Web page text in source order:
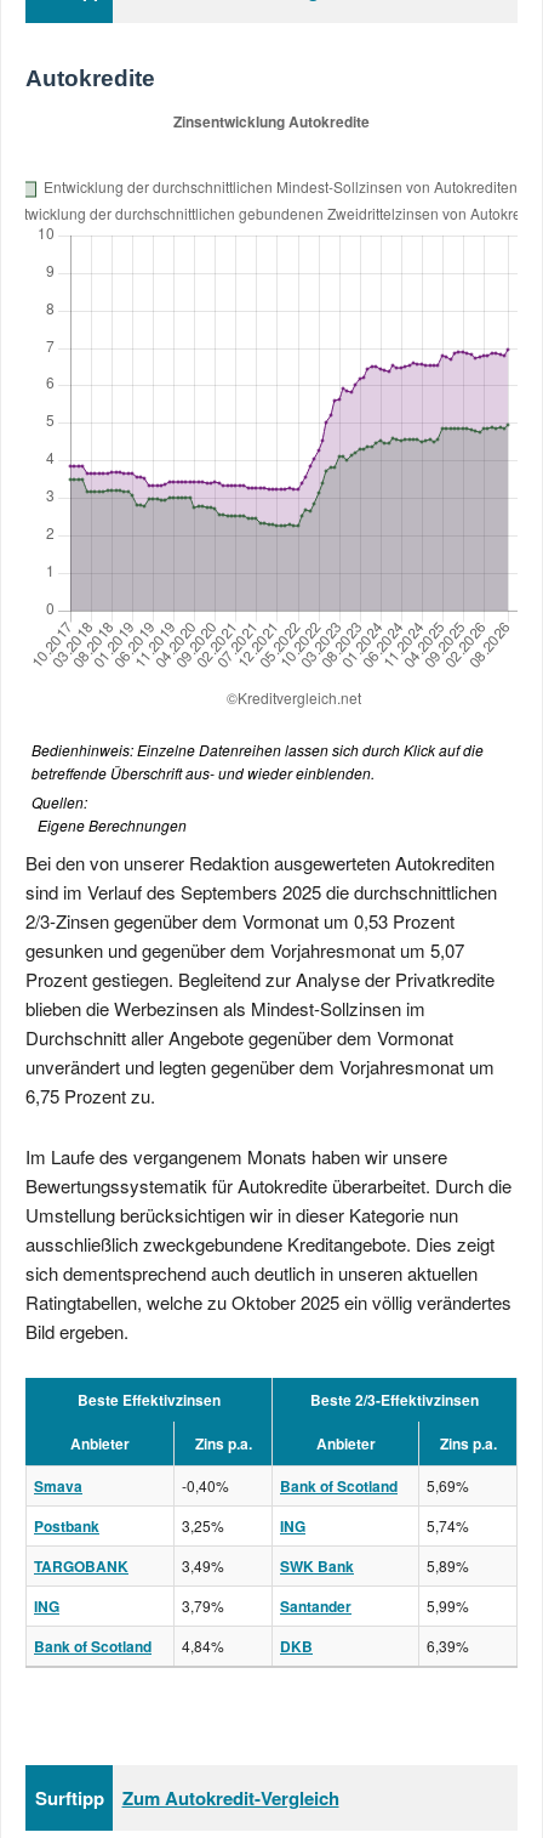
Autokredite
Bedienhinweis: Einzelne Datenreihen lassen sich durch Klick auf die
betreffende Überschrift aus- und wieder einblenden.
Quellen:
Eigene Berechnungen
Bei den von unserer Redaktion ausgewerteten Autokrediten
sind im Verlauf des Septembers 2025 die durchschnittlichen
2/3-Zinsen gegenüber dem Vormonat um 0,53 Prozent
gesunken und gegenüber dem Vorjahresmonat um 5,07
Prozent gestiegen. Begleitend zur Analyse der Privatkredite
blieben die Werbezinsen als Mindest-Sollzinsen im
Durchschnitt aller Angebote gegenüber dem Vormonat
unverändert und legten gegenüber dem Vorjahresmonat um
6,75 Prozent zu.
Im Laufe des vergangenem Monats haben wir unsere
Bewertungssystematik für Autokredite überarbeitet. Durch die
Umstellung berücksichtigen wir in dieser Kategorie nun
ausschließlich zweckgebundene Kreditangebote. Dies zeigt
sich dementsprechend auch deutlich in unseren aktuellen
Ratingtabellen, welche zu Oktober 2025 ein völlig verändertes
Bild ergeben.
Beste Effektivzinsen
Beste 2/3-Effektivzinsen
Anbieter
Zins p.a. Anbieter
Zins p.a.
Smava
-0,40% Bank of Scotland 5,69%
Postbank 3,25% ING 5,74%
TARGOBANK 3,49% SWK Bank 5,89%
ING 3,79% Santander 5,99%
Bank of Scotland 4,84% DKB 6,39%
Surftipp Zum Autokredit-Vergleich